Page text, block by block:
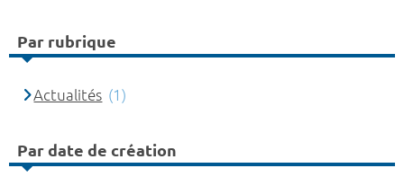
Par rubrique
Actualités (1)
Par date de création